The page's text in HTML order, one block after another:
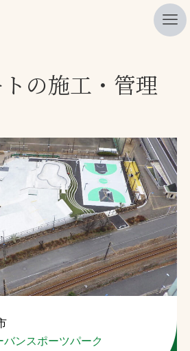
検索
の施工・管理
ンスポーツパーク